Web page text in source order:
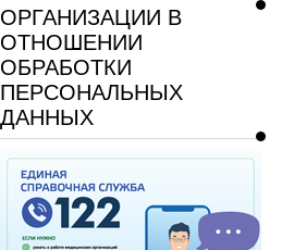
ОРГАНИЗАЦИИ В
ОТНОШЕНИИ
ОБРАБОТКИ
ПЕРСОНАЛЬНЫХ
ДАННЫХ